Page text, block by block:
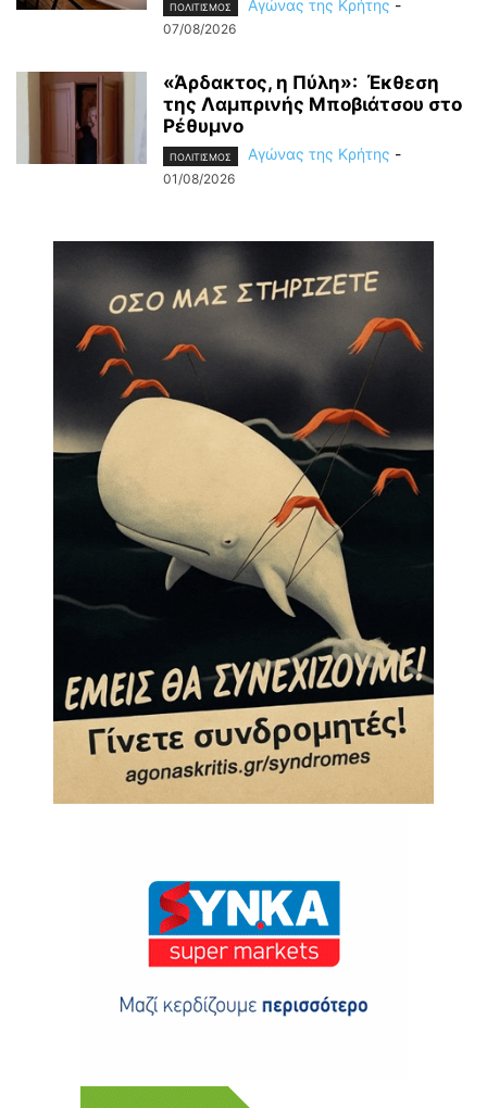
ΠΟΛΙΤΙΣΜΟΣ Αγώνας της Κρήτης -
07/08/2026
«Άρδακτος, η Πύλη»: Έκθεση
της Λαμπρινής Μποβιάτσου στο
Ρέθυμνο
ΠΟΛΙΤΙΣΜΟΣ Αγώνας της Κρήτης -
01/08/2026